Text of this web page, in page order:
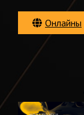
Онлайны